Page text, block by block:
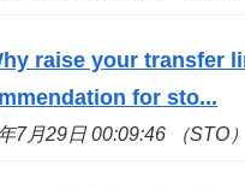
raise your transfer
forsto...
7月29日 00:09:46 （STO）